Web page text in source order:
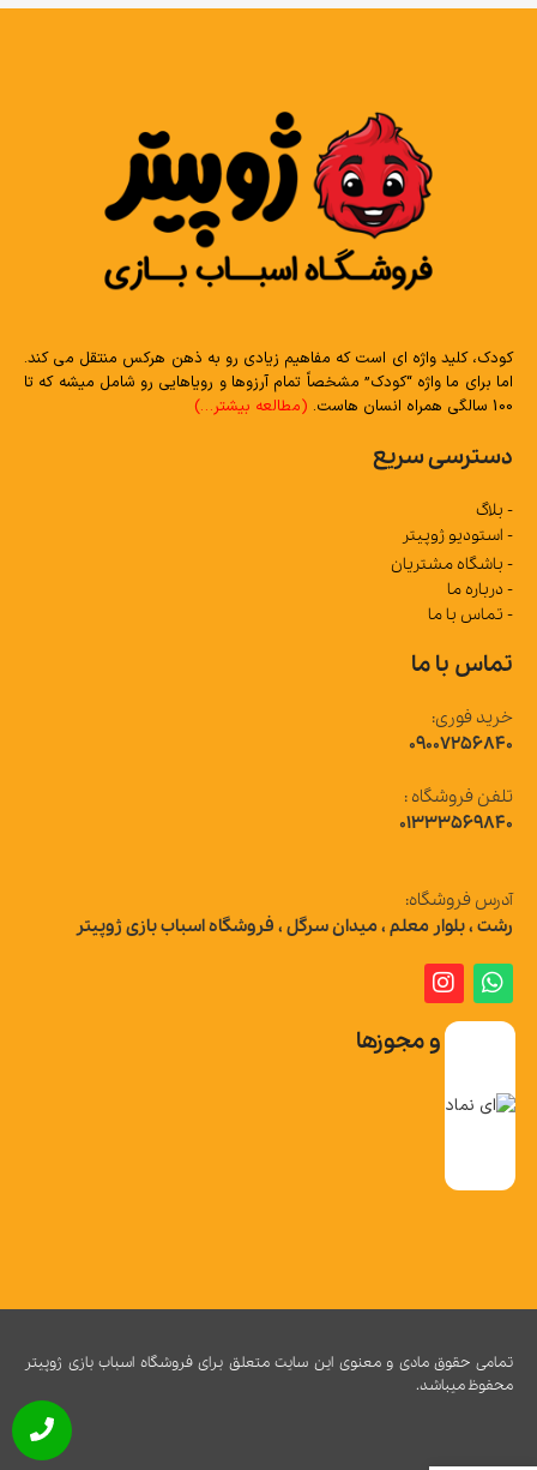
کودک، کلید واژه ای است که مفاهیم زیادی رو به ذهن هرکس منتقل می کند.
اما برای ما واژه “کودک” مشخصاً تمام آرزوها و رویاهایی رو شامل میشه که تا
100 سالگی همراه انسان هاست.
(مطالعه بیشتر…)
دسترسی سریع
- بلاگ
- استودیو ژوپیتر
- باشگاه مشتریان
- درباره ما
- تماس با ما
تماس با ما
خرید فوری:
09007256840
تلفن فروشگاه :
01333569840
آدرس فروشگاه:
رشت ، بلوار معلم ، میدان سرگل ، فروشگاه اسباب بازی ژوپیتر
تاییدیه و مجوزها
تمامی حقوق مادی و معنوی این سایت متعلق برای فروشگاه اسباب بازی ژوپیتر
محفوظ میباشد.